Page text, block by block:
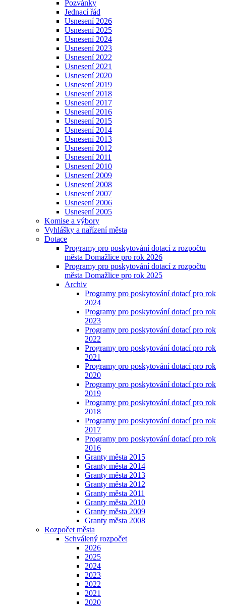
Pozvánky
Jednací řád
Usnesení 2026
Usnesení 2025
Usnesení 2024
Usnesení 2023
Usnesení 2022
Usnesení 2021
Usnesení 2020
Usnesení 2019
Usnesení 2018
Usnesení 2017
Usnesení 2016
Usnesení 2015
Usnesení 2014
Usnesení 2013
Usnesení 2012
Usnesení 2011
Usnesení 2010
Usnesení 2009
Usnesení 2008
Usnesení 2007
Usnesení 2006
Usnesení 2005
Komise a výbory
Vyhlášky a nařízení města
Dotace
Programy pro poskytování dotací z rozpočtu
města Domažlice pro rok 2026
Programy pro poskytování dotací z rozpočtu
města Domažlice pro rok 2025
Archiv
Programy pro poskytování dotací pro rok
2024
Programy pro poskytování dotací pro rok
2023
Programy pro poskytování dotací pro rok
2022
Programy pro poskytování dotací pro rok
2021
Programy pro poskytování dotací pro rok
2020
Programy pro poskytování dotací pro rok
2019
Programy pro poskytování dotací pro rok
2018
Programy pro poskytování dotací pro rok
2017
Programy pro poskytování dotací pro rok
2016
Granty města 2015
Granty města 2014
Granty města 2013
Granty města 2012
Granty města 2011
Granty města 2010
Granty města 2009
Granty města 2008
Rozpočet města
Schválený rozpočet
2026
2025
2024
2023
2022
2021
2020